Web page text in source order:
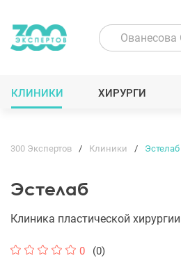
КЛИНИКИ ХИРУРГИ
300 Экспертов Клиники Эстелаб
Эстелаб
Клиника пластической хирургии
0 (0)